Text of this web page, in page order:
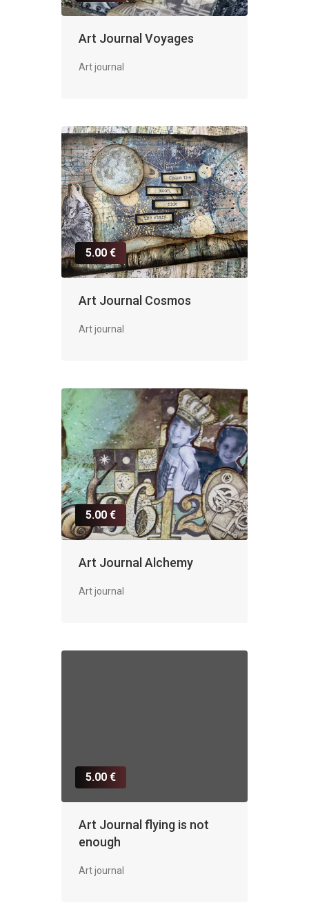
Art Journal Voyages
Art journal
5.00 €
Art Journal Cosmos
Art journal
5.00 €
Art Journal Alchemy
Art journal
5.00 €
Art Journal flying is not
enough
Art journal